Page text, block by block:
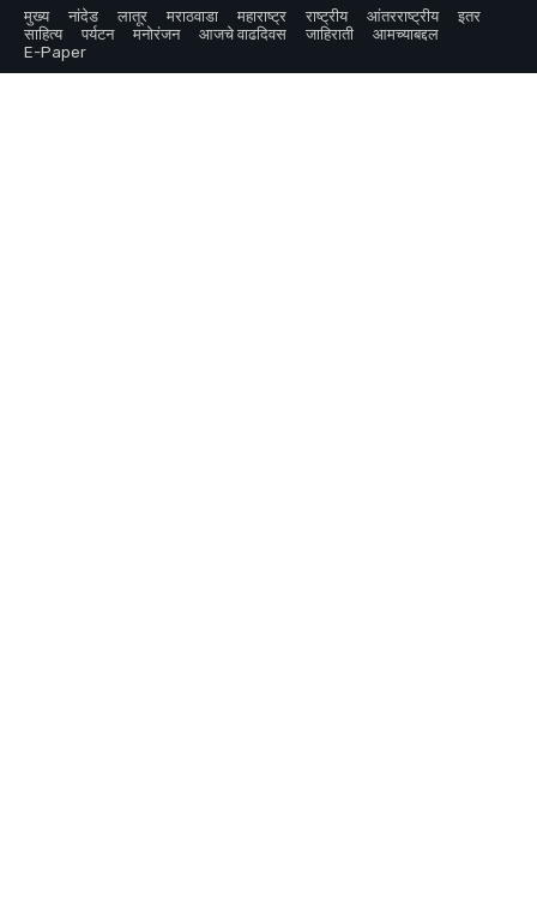
मुख्य
नांदेड लातूर मराठवाडा महाराष्ट्र राष्ट्रीय आंतरराष्ट्रीय
इतर
साहित्य
पर्यटन मनोरंजन आजचे वाढदिवस जाहिराती
आमच्याबद्दल
E-Paper